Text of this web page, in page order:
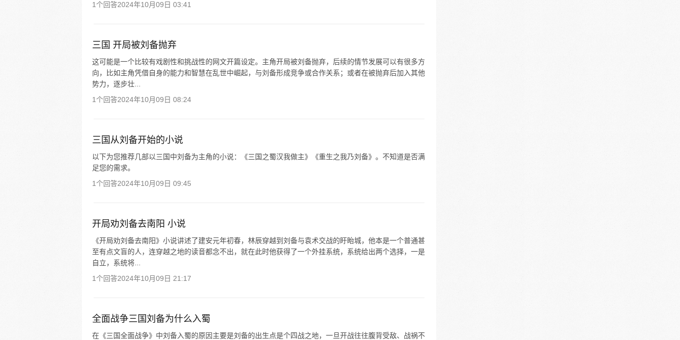
1个回答2024年10月09日 03:41
三国 开局被刘备抛弃
这可能是一个比较有戏剧性和挑战性的网文开篇设定。主角开局被刘备抛弃，后续的情节发展可以有很多方
向，比如主角凭借自身的能力和智慧在乱世中崛起，与刘备形成竞争或合作关系；或者在被抛弃后加入其他
势力，逐步壮...
1个回答2024年10月09日 08:24
三国从刘备开始的小说
以下为您推荐几部以三国中刘备为主角的小说：《三国之蜀汉我做主》《重生之我乃刘备》。不知道是否满
足您的需求。
1个回答2024年10月09日 09:45
开局劝刘备去南阳 小说
《开局劝刘备去南阳》小说讲述了建安元年初春，林辰穿越到刘备与袁术交战的盱眙城，他本是一个普通甚
至有点文盲的人，连穿越之地的读音都念不出，就在此时他获得了一个外挂系统，系统给出两个选择，一是
自立，系统将...
1个回答2024年10月09日 21:17
全面战争三国刘备为什么入蜀
在《三国全面战争》中刘备入蜀的原因主要是刘备的出生点是个四战之地，一旦开战往往腹背受敌、战祸不